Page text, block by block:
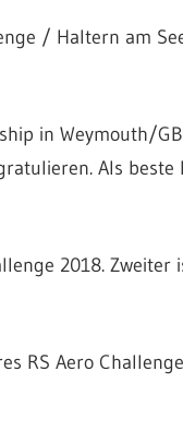
/ Haltern am
in Weymouth/
Als beste
2018. Zweiter
RS Aero